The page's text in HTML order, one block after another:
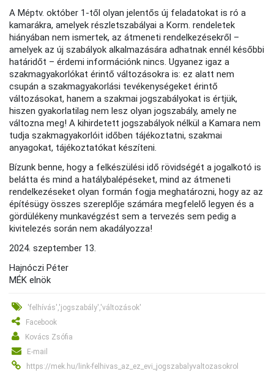
A Méptv. október 1-től olyan jelentős új feladatokat is ró a
kamarákra, amelyek részletszabályai a Korm. rendeletek
hiányában nem ismertek, az átmeneti rendelkezésekről –
amelyek az új szabályok alkalmazására adhatnak ennél későbbi
határidőt – érdemi információnk nincs. Ugyanez igaz a
szakmagyakorlókat érintő változásokra is: ez alatt nem
csupán a szakmagyakorlási tevékenységeket érintő
változásokat, hanem a szakmai jogszabályokat is értjük,
hiszen gyakorlatilag nem lesz olyan jogszabály, amely ne
változna meg! A kihirdetett jogszabályok nélkül a Kamara nem
tudja szakmagyakorlóit időben tájékoztatni, szakmai
anyagokat, tájékoztatókat készíteni.
Bízunk benne, hogy a felkészülési idő rövidségét a jogalkotó is
belátta és mind a hatálybalépéseket, mind az átmeneti
rendelkezéseket olyan formán fogja meghatározni, hogy az az
építésügy összes szereplője számára megfelelő legyen és a
gördülékeny munkavégzést sem a tervezés sem pedig a
kivitelezés során nem akadályozza!
2024. szeptember 13.
Hajnóczi Péter
MÉK elnök
'felhívás','jogszabály','változások'
Facebook
Kovács Zsófia
E-mail
https://mek.hu/link-felhivas_az_ez_evi_jogszabalyvaltozasokrol